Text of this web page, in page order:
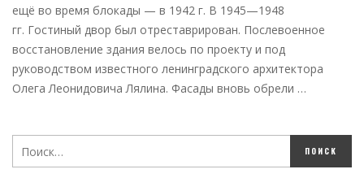
ещё во время блокады — в 1942 г. В 1945—1948
гг. Гостиный двор был отреставрирован. Послевоенное
восстановление здания велось по проекту и под
руководством известного ленинградского архитектора
Олега Леонидовича Лялина. Фасады вновь обрели …